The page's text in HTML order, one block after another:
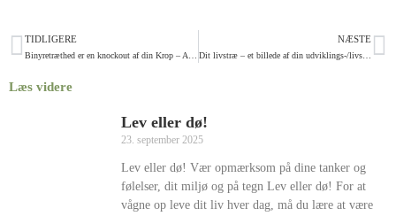
TIDLIGERE NÆSTE
Dit livstræ – et billede af din udviklings-/livsrejse
Læs videre
Lev eller dø!
23. september 2025
Lev eller dø! Vær opmærksom på dine tanker og
følelser, dit miljø og på tegn Lev eller dø! For at
vågne op leve dit liv hver dag, må du lære at være